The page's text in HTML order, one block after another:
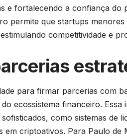
e fortalecendo a confiança do
permite que startups
competitividade e
para firmar parcerias com
ecossistema financeiro.
como sistemas de
em criptoativos. Para Paulo